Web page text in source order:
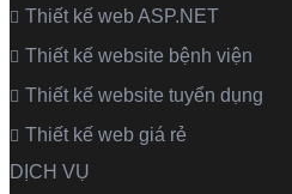
Thiết kế web ASP.NET
Thiết kế website bệnh viện
Thiết kế website tuyển dụng
Thiết kế web giá rẻ
DỊCH VỤ